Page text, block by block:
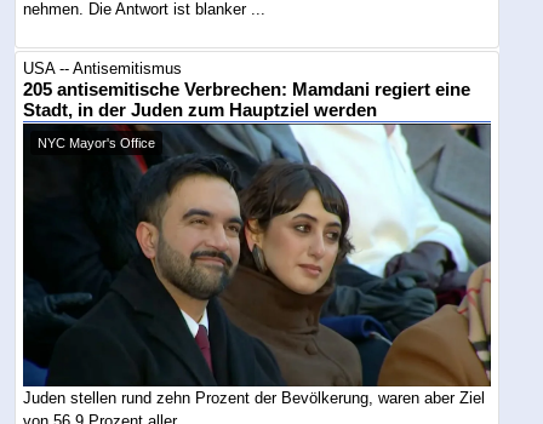
nehmen. Die Antwort ist blanker ...
USA -- Antisemitismus
205 antisemitische Verbrechen: Mamdani regiert eine
Stadt, in der Juden zum Hauptziel werden
NYC Mayor's Office
Juden stellen rund zehn Prozent der Bevölkerung, waren aber Ziel